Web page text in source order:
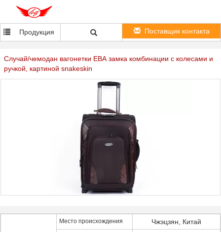
Продукция Поставщик контакта
Случай/чемодан вагонетки ЕВА замка комбинации с колесами и
ручкой, картиной snakeskin
Место происхождения Чжэцзян, Китай